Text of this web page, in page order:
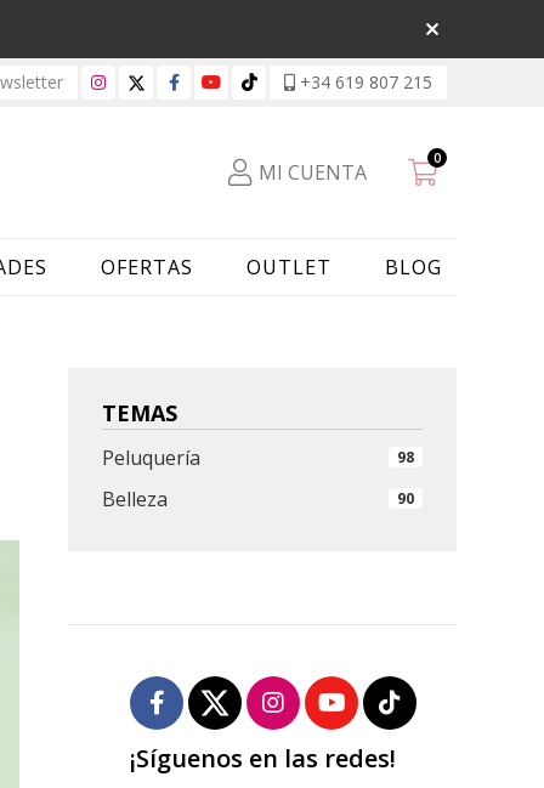
+34 619 807 215
MI CUENTA
0
OFERTAS OUTLET BLOG
TEMAS
Belleza 90
Peluquería 98
¡Síguenos en las redes!